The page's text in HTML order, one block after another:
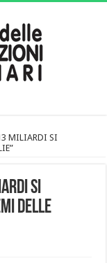
MILIARDI SI
SI
DELLE